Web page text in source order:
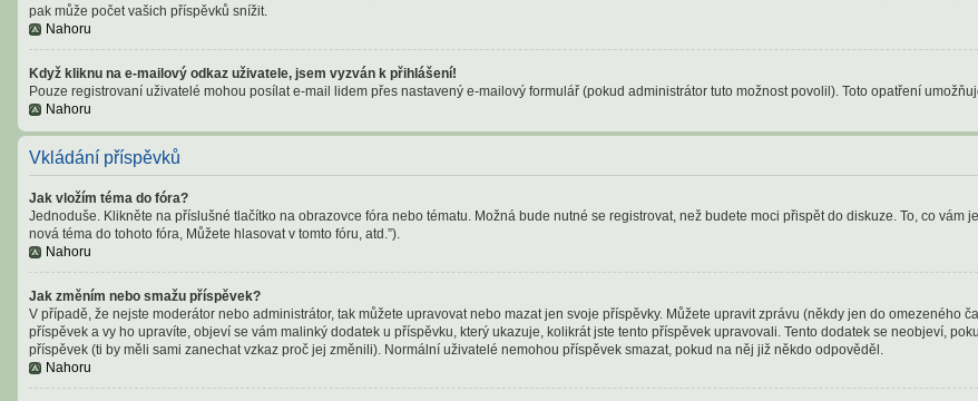
pak může počet vašich příspěvků snížit.
Nahoru
Když kliknu na e-mailový odkaz uživatele, jsem vyzván k přihlášení!
Pouze registrovaní uživatelé mohou posílat e-mail lidem přes nastavený e-mailový formulář (pokud administrátor tuto možnost povolil). Toto opatření
Nahoru
Vkládání příspěvků
Jak vložím téma do fóra?
Jednoduše. Klikněte na příslušné tlačítko na obrazovce fóra nebo tématu. Možná bude nutné se registrovat, než budete moci přispět do diskuze. To, co vám
nová téma do tohoto fóra, Můžete hlasovat v tomto fóru, atd.”).
Nahoru
Jak změním nebo smažu příspěvek?
V případě, že nejste moderátor nebo administrátor, tak můžete upravovat nebo mazat jen svoje příspěvky. Můžete upravit zprávu (někdy jen do omezeného
příspěvek a vy ho upravíte, objeví se vám malinký dodatek u příspěvku, který ukazuje, kolikrát jste tento příspěvek upravovali. Tento dodatek se neobjeví,
příspěvek (ti by měli sami zanechat vzkaz proč jej změnili). Normální uživatelé nemohou příspěvek smazat, pokud na něj již někdo odpověděl.
Nahoru